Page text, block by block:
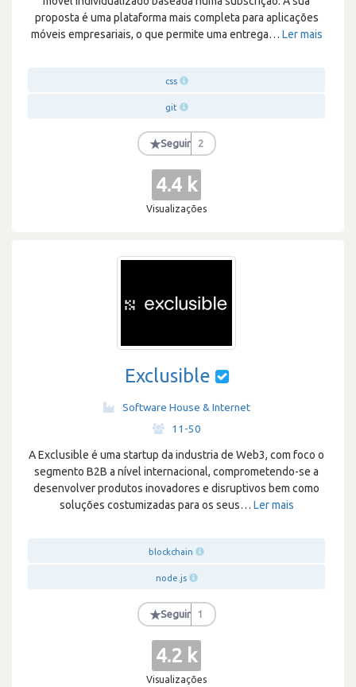
proposta é uma plataforma mais completa para aplicações
móveis empresariais, o que permite uma entrega… Ler mais
css
git
★Seguir 2
4.4 k
Visualizações
Exclusible
Software House & Internet
11-50
A Exclusible é uma startup da industria de Web3, com foco o
segmento B2B a nível internacional, comprometendo-se a
desenvolver produtos inovadores e disruptivos bem como
soluções costumizadas para os seus… Ler mais
blockchain
node.js
★Seguir 1
4.2 k
Visualizações